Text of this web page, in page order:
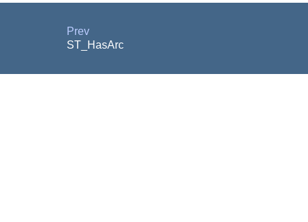
Prev
ST_HasArc